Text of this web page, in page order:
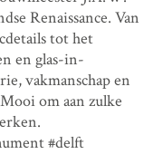
Renaissance. Van
tot het
en glas-in-
vakmanschap en
om aan zulke
#delft